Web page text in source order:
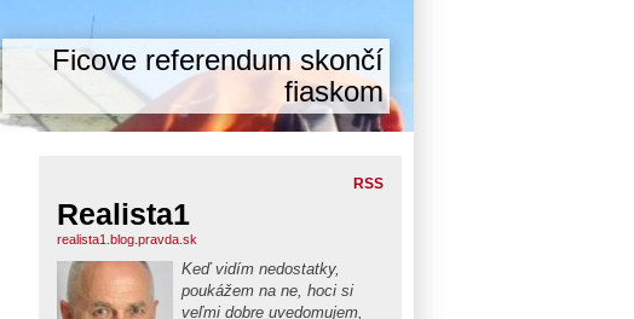
Ficove referendum skončí
fiaskom
RSS
Realista1
realista1.blog.pravda.sk
Keď vidím nedostatky,
poukážem na ne, hoci si
veľmi dobre uvedomujem,